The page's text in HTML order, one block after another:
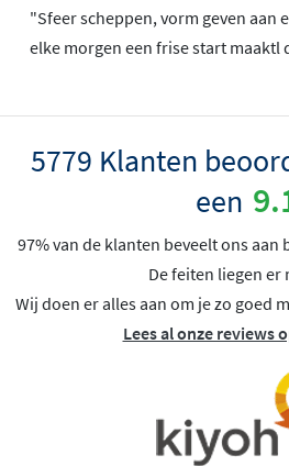
"Sfeer scheppen, vorm geven aan
elke morgen een frise start maaktl
5779 Klanten
een
97% van de klanten beveelt ons
De feiten liegen er
Wij doen er alles aan om je zo goed
Lees al onze reviews